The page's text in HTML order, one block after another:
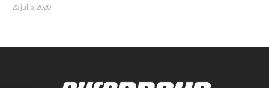
23 julio, 2020